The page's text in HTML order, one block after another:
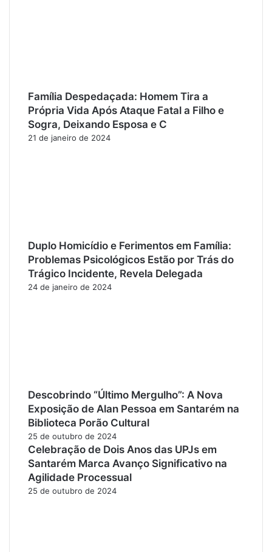
Família Despedaçada: Homem Tira a
Própria Vida Após Ataque Fatal a Filho e
Sogra, Deixando Esposa e C
21 de janeiro de 2024
Duplo Homicídio e Ferimentos em Família:
Problemas Psicológicos Estão por Trás do
Trágico Incidente, Revela Delegada
24 de janeiro de 2024
Descobrindo “Último Mergulho”: A Nova
Exposição de Alan Pessoa em Santarém na
Biblioteca Porão Cultural
25 de outubro de 2024
Celebração de Dois Anos das UPJs em
Santarém Marca Avanço Significativo na
Agilidade Processual
25 de outubro de 2024